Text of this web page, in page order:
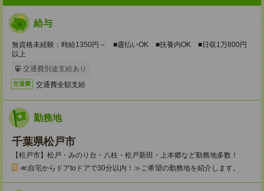
給与
無資格未経験：時給1350円～ ■週払いOK ■扶養内OK ■日収1万800円
以上
交通費別途支給あり
交通費 交通費全額支給
勤務地
千葉県松戸市
【松戸市】松戸・みのり台・八柱・松戸新田・上本郷など勤務地多数！
≪自宅からドアtoドアで30分以内！≫ご希望の勤務地を紹介します。